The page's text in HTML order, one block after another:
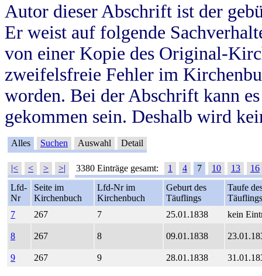
Autor dieser Abschrift ist der
Er weist auf folgende
von einer Kopie des Original-
zweifelsfreie Fehler im
worden. Bei der Abschrift kann
gekommen sein. Deshalb wird
Alles Suchen Auswahl Detail
|< < > >| 3380 Einträge gesamt: 1 4 7 10 13
16
Lfd-
Nr
Seite im
Kirchenbuch
Lfd-Nr im
Kirchenbuch
Geburt des
Täuflings
Taufe
Täuflings
7
267 7 25.01.1838 kein
8 267 8 09.01.1838
9 267 9 28.01.1838